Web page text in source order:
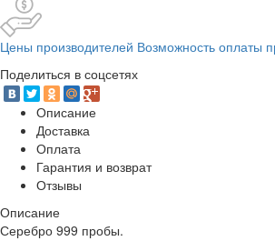
Цены производителей Возможность оплаты
Поделиться в соцсетях
Описание
Доставка
Оплата
Гарантия и возврат
Отзывы
Описание
Серебро 999 пробы.